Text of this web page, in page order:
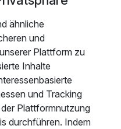
p.P. ab
– das und vieles mehr
in Hohen Wieschendorf
ist der perfekte Ort
zum Golfen oder
befinden sich nur
der Marina und dem
umgebende Vogel- und
ähnliche
und
Plattform zu
Inhalte
und Tracking
Plattformnutzung
durchführen. Indem